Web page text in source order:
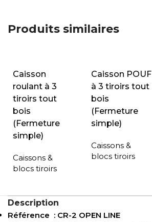
Produits similaires
Caisson
roulant à 3
tiroirs tout
bois
(Fermeture
simple)
Caissons &
blocs tiroirs
Caisson POUF
à 3 tiroirs tout
bois
(Fermeture
simple)
Caissons &
blocs tiroirs
Description
Référence : CR-2 OPEN LINE